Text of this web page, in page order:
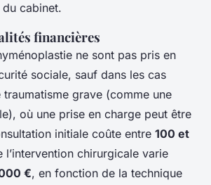
cabinet.
financières
ne sont pas pris en
sociale, sauf dans les cas
grave (comme une
où une prise en charge peut être
initiale coûte entre 100 et
l’intervention chirurgicale varie
€, en fonction de la technique